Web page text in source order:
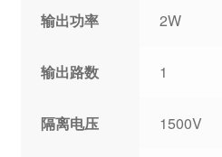
输出功率 2W
输出路数 1
隔离电压 1500V